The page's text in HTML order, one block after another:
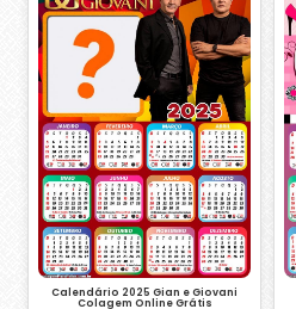
Calendário 2025 Gian e Giovani
Colagem Online Grátis